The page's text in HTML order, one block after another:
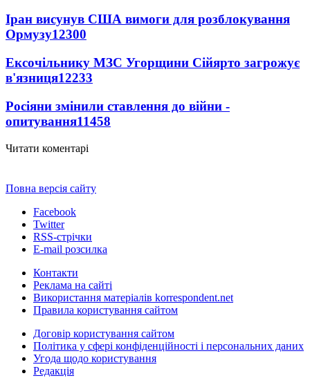
Іран висунув США вимоги для розблокування
Ормузу12300
Ексочільнику МЗС Угорщини Сійярто загрожує
в'язниця12233
Росіяни змінили ставлення до війни -
опитування11458
Читати коментарі
Повна версія сайту
Facebook
Twitter
RSS-стрічки
E-mail розсилка
Контакти
Реклама на сайті
Використання матеріалів korrespondent.net
Правила користування сайтом
Договір користування сайтом
Політика у сфері конфіденційності і персональних даних
Угода щодо користування
Редакція